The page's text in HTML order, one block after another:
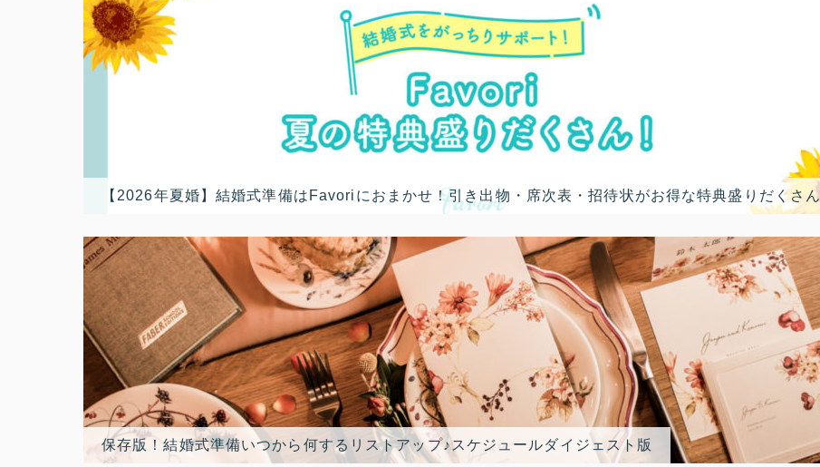
【2026年夏婚】結婚式準備はFavoriにおまかせ！引き出物・席次表・招待状がお得な特典盛りだくさん
保存版！結婚式準備いつから何するリストアップ♪スケジュールダイジェスト版